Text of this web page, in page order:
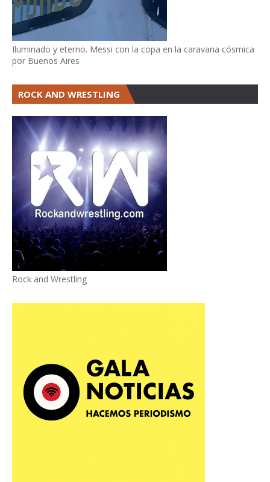
Iluminado y eterno. Messi con la copa en la caravana cósmica
por Buenos Aires
ROCK AND WRESTLING
Rock and Wrestling